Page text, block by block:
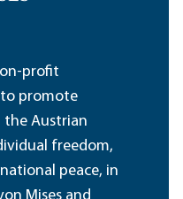
profit
promote
the Austrian
freedom,
peace, in